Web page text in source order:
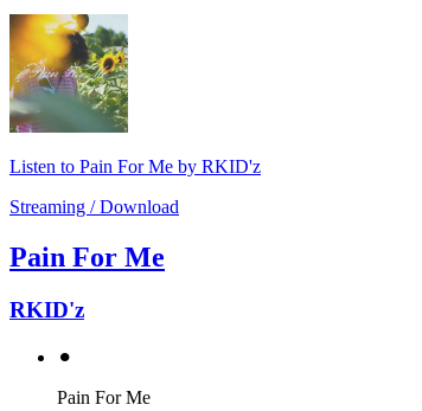
Listen to Pain For Me by RKID'z
Streaming / Download
Pain For Me
RKID'z
⚫︎
Pain For Me